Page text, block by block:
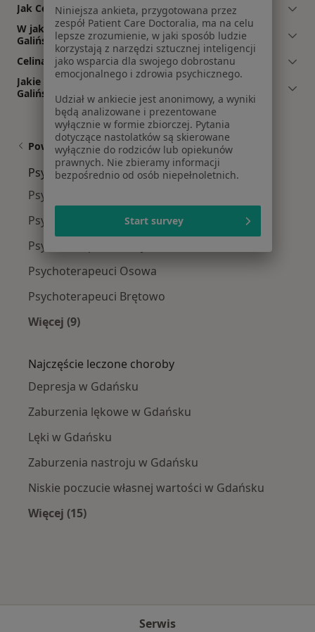
Jak Celina Górska-Galińska umawia wizyty?
W jakich godzinach przyjmuje Celina Górska-
Galińska?
Celina Górska-Galińska: co mówią pacjenci?
Jakie ubezpieczenia akceptuje Celina Górska-
Galińska?
Powiązane wyszukiwania
Psychoterapeuci w pobliżu
Psychoterapeuci Oliwa
Psychoterapeuci Aniołki
Psychoterapeuci Strzyża
Psychoterapeuci Osowa
Psychoterapeuci Brętowo
Więcej (9)
Najczęście leczone choroby
Depresja w Gdańsku
Zaburzenia lękowe w Gdańsku
Lęki w Gdańsku
Zaburzenia nastroju w Gdańsku
Niskie poczucie własnej wartości w Gdańsku
Więcej (15)
Serwis
Niniejsza ankieta, przygotowana przez
zespół Patient Care Doctoralia, ma na celu
lepsze zrozumienie, w jaki sposób ludzie
korzystają z narzędzi sztucznej inteligencji
jako wsparcia dla swojego dobrostanu
emocjonalnego i zdrowia psychicznego.
Udział w ankiecie jest anonimowy, a wyniki
będą analizowane i prezentowane
wyłącznie w formie zbiorczej. Pytania
dotyczące nastolatków są skierowane
wyłącznie do rodziców lub opiekunów
prawnych. Nie zbieramy informacji
bezpośrednio od osób niepełnoletnich.
Start survey